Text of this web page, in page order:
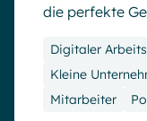
die perfekte
Digitaler
Kleine
Mitarbeiter